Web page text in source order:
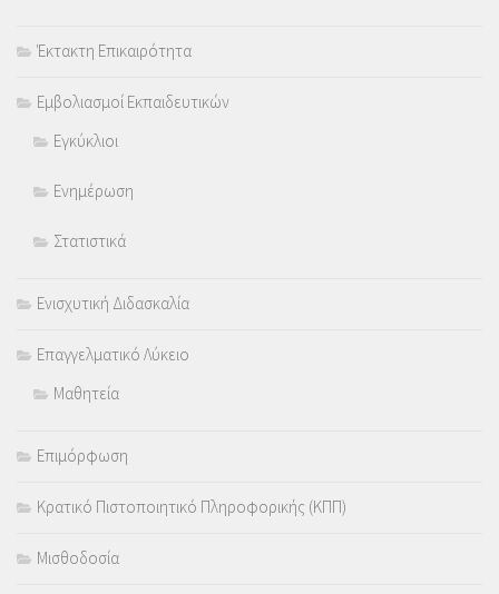
Έκτακτη Επικαιρότητα
Εμβολιασμοί Εκπαιδευτικών
Εγκύκλιοι
Ενημέρωση
Στατιστικά
Ενισχυτική Διδασκαλία
Επαγγελματικό Λύκειο
Μαθητεία
Επιμόρφωση
Κρατικό Πιστοποιητικό Πληροφορικής (ΚΠΠ)
Μισθοδοσία